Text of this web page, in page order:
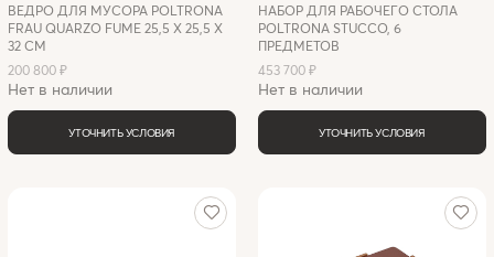
ВЕДРО ДЛЯ МУСОРА POLTRONA
FRAU QUARZO FUME 25,5 X 25,5 Х
32 СМ
200 800 ₽
Нет в наличии
УТОЧНИТЬ УСЛОВИЯ
НАБОР ДЛЯ РАБОЧЕГО СТОЛА
POLTRONA STUCCO, 6
ПРЕДМЕТОВ
453 700 ₽
Нет в наличии
УТОЧНИТЬ УСЛОВИЯ